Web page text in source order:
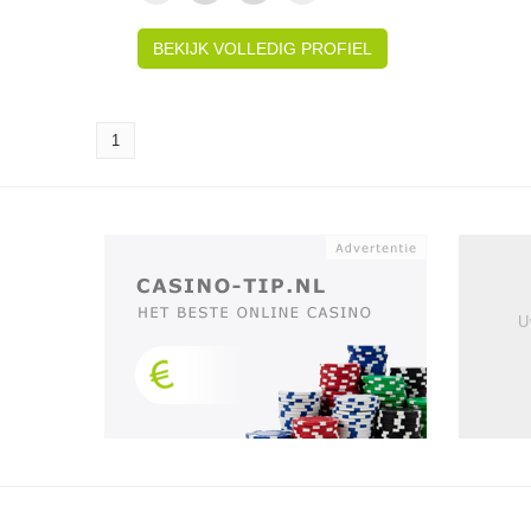
BEKIJK VOLLEDIG PROFIEL
1